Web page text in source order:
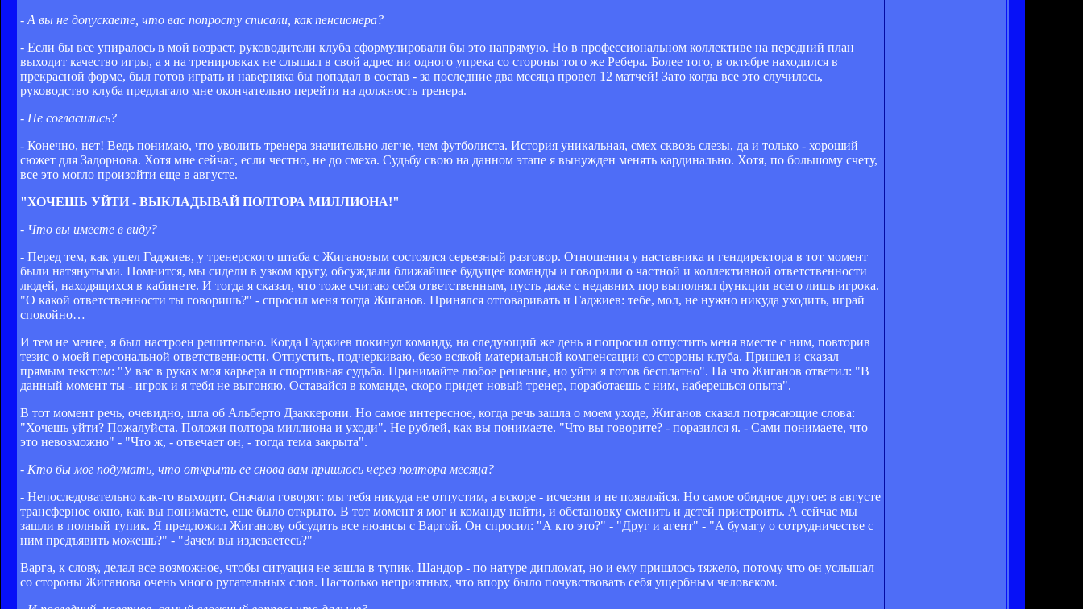
- А вы не допускаете, что вас попросту списали, как пенсионера?
- Если бы все упиралось в мой возраст, руководители клуба сформулировали бы это напрямую. Но в профессиональном коллективе на передний план
выходит качество игры, а я на тренировках не слышал в свой адрес ни одного упрека со стороны того же Ребера. Более того, в октябре находился в
прекрасной форме, был готов играть и наверняка бы попадал в состав - за последние два месяца провел 12 матчей! Зато когда все это случилось,
руководство клуба предлагало мне окончательно перейти на должность тренера.
- Не согласились?
- Конечно, нет! Ведь понимаю, что уволить тренера значительно легче, чем футболиста. История уникальная, смех сквозь слезы, да и только - хороший
сюжет для Задорнова. Хотя мне сейчас, если честно, не до смеха. Судьбу свою на данном этапе я вынужден менять кардинально. Хотя, по большому счету,
все это могло произойти еще в августе.
"ХОЧЕШЬ УЙТИ - ВЫКЛАДЫВАЙ ПОЛТОРА МИЛЛИОНА!"
- Что вы имеете в виду?
- Перед тем, как ушел Гаджиев, у тренерского штаба с Жигановым состоялся серьезный разговор. Отношения у наставника и гендиректора в тот момент
были натянутыми. Помнится, мы сидели в узком кругу, обсуждали ближайшее будущее команды и говорили о частной и коллективной ответственности
людей, находящихся в кабинете. И тогда я сказал, что тоже считаю себя ответственным, пусть даже с недавних пор выполнял функции всего лишь игрока.
"О какой ответственности ты говоришь?" - спросил меня тогда Жиганов. Принялся отговаривать и Гаджиев: тебе, мол, не нужно никуда уходить, играй
спокойно…
И тем не менее, я был настроен решительно. Когда Гаджиев покинул команду, на следующий же день я попросил отпустить меня вместе с ним, повторив
тезис о моей персональной ответственности. Отпустить, подчеркиваю, безо всякой материальной компенсации со стороны клуба. Пришел и сказал
прямым текстом: "У вас в руках моя карьера и спортивная судьба. Принимайте любое решение, но уйти я готов бесплатно". На что Жиганов ответил: "В
данный момент ты - игрок и я тебя не выгоняю. Оставайся в команде, скоро придет новый тренер, поработаешь с ним, наберешься опыта".
В тот момент речь, очевидно, шла об Альберто Дзаккерони. Но самое интересное, когда речь зашла о моем уходе, Жиганов сказал потрясающие слова:
"Хочешь уйти? Пожалуйста. Положи полтора миллиона и уходи". Не рублей, как вы понимаете. "Что вы говорите? - поразился я. - Сами понимаете, что
это невозможно" - "Что ж, - отвечает он, - тогда тема закрыта".
- Кто бы мог подумать, что открыть ее снова вам пришлось через полтора месяца?
- Непоследовательно как-то выходит. Сначала говорят: мы тебя никуда не отпустим, а вскоре - исчезни и не появляйся. Но самое обидное другое: в августе
трансферное окно, как вы понимаете, еще было открыто. В тот момент я мог и команду найти, и обстановку сменить и детей пристроить. А сейчас мы
зашли в полный тупик. Я предложил Жиганову обсудить все нюансы с Варгой. Он спросил: "А кто это?" - "Друг и агент" - "А бумагу о сотрудничестве с
ним предъявить можешь?" - "Зачем вы издеваетесь?"
Варга, к слову, делал все возможное, чтобы ситуация не зашла в тупик. Шандор - по натуре дипломат, но и ему пришлось тяжело, потому что он услышал
со стороны Жиганова очень много ругательных слов. Настолько неприятных, что впору было почувствовать себя ущербным человеком.